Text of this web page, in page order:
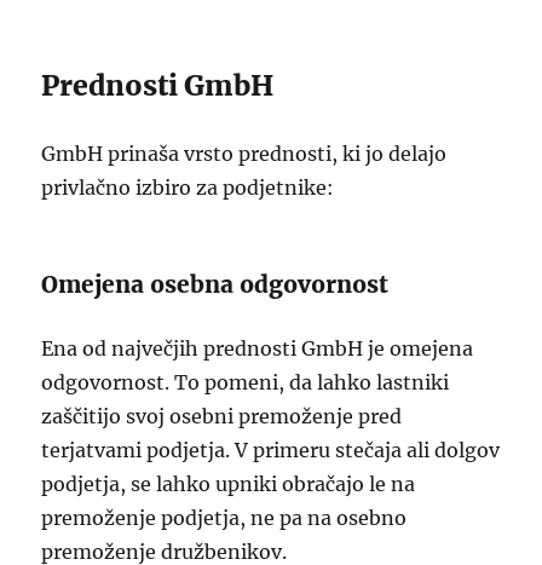
Prednosti GmbH
GmbH prinaša vrsto prednosti, ki jo delajo
privlačno izbiro za podjetnike:
Omejena osebna odgovornost
Ena od največjih prednosti GmbH je omejena
odgovornost. To pomeni, da lahko lastniki
zaščitijo svoj osebni premoženje pred
terjatvami podjetja. V primeru stečaja ali dolgov
podjetja, se lahko upniki obračajo le na
premoženje podjetja, ne pa na osebno
premoženje družbenikov.